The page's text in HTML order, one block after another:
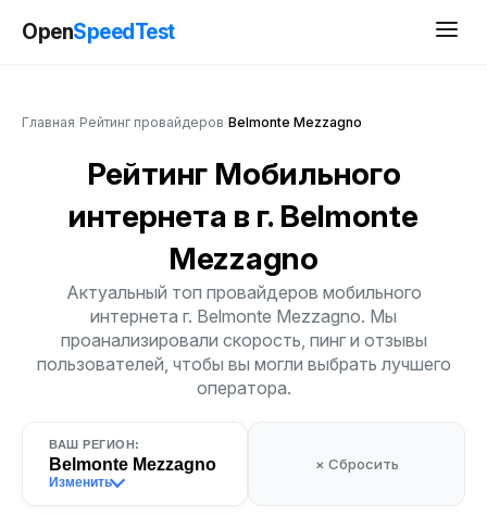
OpenSpeedTest
Главная Рейтинг провайдеров Belmonte Mezzagno
Рейтинг Мобильного
интернета в г. Belmonte
Mezzagno
Актуальный топ провайдеров мобильного
интернета г. Belmonte Mezzagno. Мы
проанализировали скорость, пинг и отзывы
пользователей, чтобы вы могли выбрать лучшего
оператора.
ВАШ РЕГИОН:
Belmonte Mezzagno
Изменить
× Сбросить